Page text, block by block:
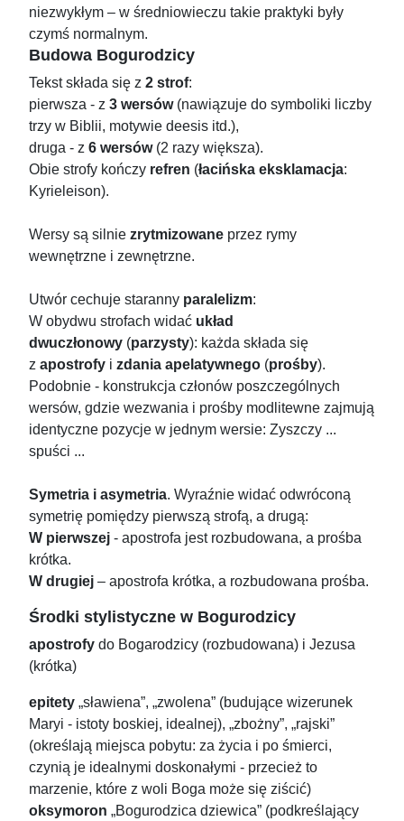
niezwykłym – w średniowieczu takie praktyki były
czymś normalnym.
Budowa Bogurodzicy
Tekst składa się z 2 strof:
pierwsza - z 3 wersów (nawiązuje do symboliki liczby
trzy w Biblii, motywie deesis itd.),
druga - z 6 wersów(2 razy większa).
Obie strofy kończy refren (łacińska eksklamacja:
Kyrieleison).
Wersy są silnie zrytmizowane przez rymy
wewnętrzne i zewnętrzne.
Utwór cechuje staranny paralelizm:
W obydwu strofach widać układ
dwuczłonowy (parzysty): każda składa się
z apostrofy i zdania apelatywnego (prośby).
Podobnie - konstrukcja członów poszczególnych
wersów, gdzie wezwania i prośby modlitewne zajmują
identyczne pozycje w jednym wersie: Zyszczy ...
spuści ...
Symetria i asymetria. Wyraźnie widać odwróconą
symetrię pomiędzy pierwszą strofą, a drugą:
W pierwszej - apostrofa jest rozbudowana, a prośba
krótka.
W drugiej – apostrofa krótka, a rozbudowana prośba.
Środki stylistyczne w Bogurodzicy
apostrofy do Bogarodzicy (rozbudowana) i Jezusa
(krótka)
epitety „sławiena”, „zwolena” (budujące wizerunek
Maryi - istoty boskiej, idealnej), „zbożny”, „rajski”
(określają miejsca pobytu: za życia i po śmierci,
czynią je idealnymi doskonałymi - przecież to
marzenie, które z woli Boga może się ziścić)
oksymoron „Bogurodzica dziewica” (podkreślający